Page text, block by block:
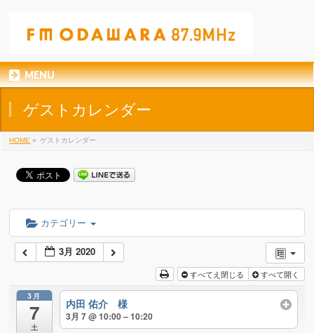
MENU
ゲストカレンダー
HOME » ゲストカレンダー
カテゴリー
3月 2020
すべてえ閉じる すべて開く
3月
7
土
内田 佑介 様
3月 7 @ 10:00 – 10:20